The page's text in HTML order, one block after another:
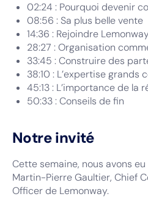
02:24 : Pourquoi devenir
08:56 : Sa plus belle vente
14:36 : Rejoindre
28:27 : Organisation
33:45 : Construire des
38:10 : L’expertise grands
45:13 : L’importance de la
50:33 : Conseils de fin
Notre invité
Cette semaine, nous avons
Martin-Pierre Gaultier, Chief
Officer de Lemonway.